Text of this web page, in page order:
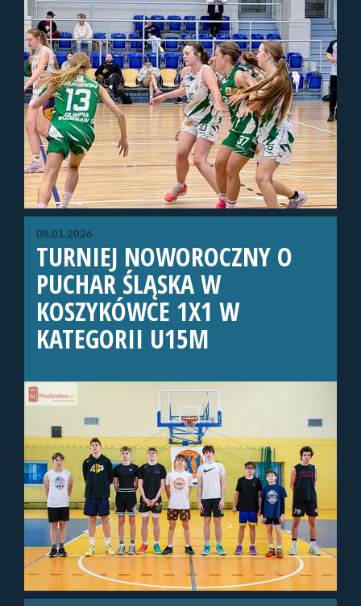
08.01.2026
TURNIEJ NOWOROCZNY O
PUCHAR ŚLĄSKA W
KOSZYKÓWCE 1X1 W
KATEGORII U15M